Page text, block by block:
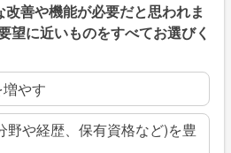
善や機能が必要だと思われま
望に近いものをすべてお選びく
やす
野や経歴、保有資格など)を豊